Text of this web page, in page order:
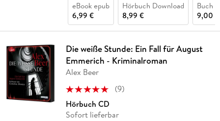
eBook epub
6,99 €
Hörbuch Download
8,99 €
Buch
9,00 €
Die weiße Stunde: Ein Fall für August
Emmerich - Kriminalroman
Alex Beer
(9)
Hörbuch CD
Sofort lieferbar